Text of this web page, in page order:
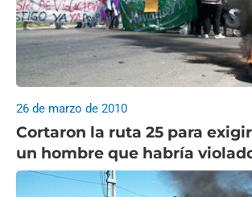
Cortaron la ruta 25 para
un hombre que habría
26 de marzo de 2010